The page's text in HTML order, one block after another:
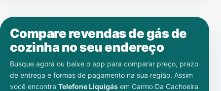
Compare revendas de gás de
cozinha no seu endereço
Busque agora ou baixe o app para comparar preço, prazo
de entrega e formas de pagamento na sua região. Assim
você encontra Telefone Liquigás em Carmo Da Cachoeira